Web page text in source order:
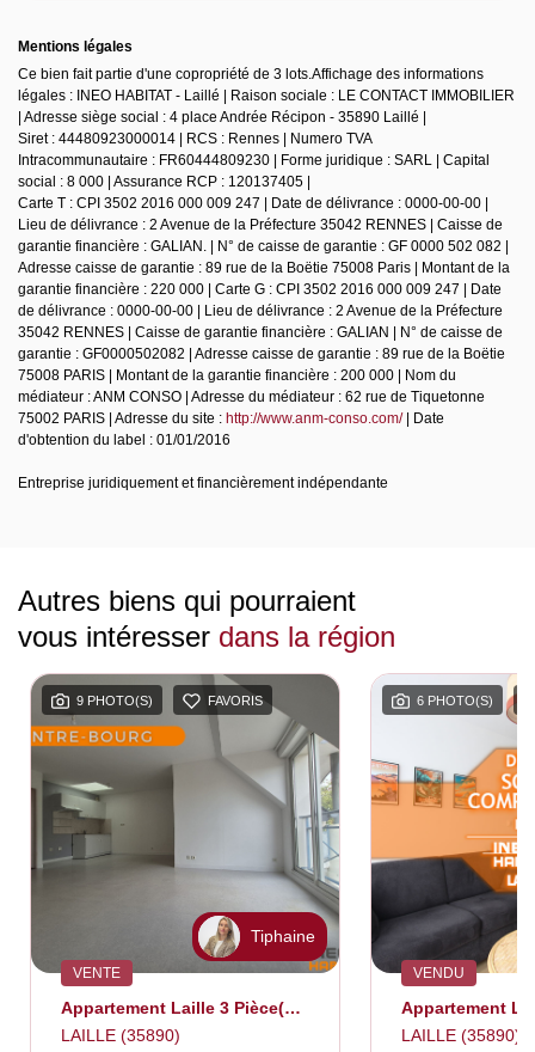
Mentions légales
Ce bien fait partie d'une copropriété de 3 lots.Affichage des informations
légales : INEO HABITAT - Laillé | Raison sociale : LE CONTACT IMMOBILIER
| Adresse siège social : 4 place Andrée Récipon - 35890 Laillé |
Siret : 44480923000014 | RCS : Rennes | Numero TVA
Intracommunautaire : FR60444809230 | Forme juridique : SARL | Capital
social : 8 000 | Assurance RCP : 120137405 |
Carte T : CPI 3502 2016 000 009 247 | Date de délivrance : 0000-00-00 |
Lieu de délivrance : 2 Avenue de la Préfecture 35042 RENNES | Caisse de
garantie financière : GALIAN. | N° de caisse de garantie : GF 0000 502 082 |
Adresse caisse de garantie : 89 rue de la Boëtie 75008 Paris | Montant de la
garantie financière : 220 000 | Carte G : CPI 3502 2016 000 009 247 | Date
de délivrance : 0000-00-00 | Lieu de délivrance : 2 Avenue de la Préfecture
35042 RENNES | Caisse de garantie financière : GALIAN | N° de caisse de
garantie : GF0000502082 | Adresse caisse de garantie : 89 rue de la Boëtie
75008 PARIS | Montant de la garantie financière : 200 000 | Nom du
médiateur : ANM CONSO | Adresse du médiateur : 62 rue de Tiquetonne
75002 PARIS | Adresse du site : http://www.anm-conso.com/| Date
d'obtention du label : 01/01/2016
Entreprise juridiquement et financièrement indépendante
Autres biens qui pourraient
vous intéresser dans la région
9 PHOTO(S) FAVORIS
Tiphaine
VENTE
Appartement Laille 3 Pièce(s) 53 M2
LAILLE (35890)
6 PHOTO(S)
VENDU
LAILLE (35890)